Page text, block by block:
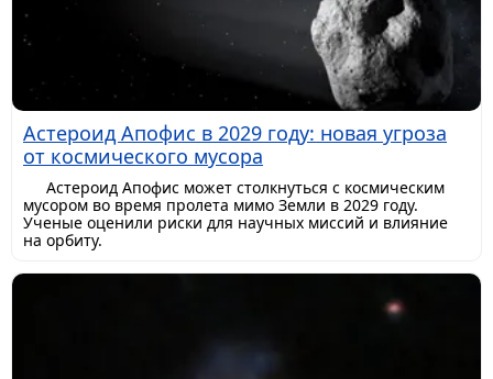
Астероид Апофис в 2029 году: новая угроза
от космического мусора
Астероид Апофис может столкнуться с космическим
мусором во время пролета мимо Земли в 2029 году.
Ученые оценили риски для научных миссий и влияние
на орбиту.